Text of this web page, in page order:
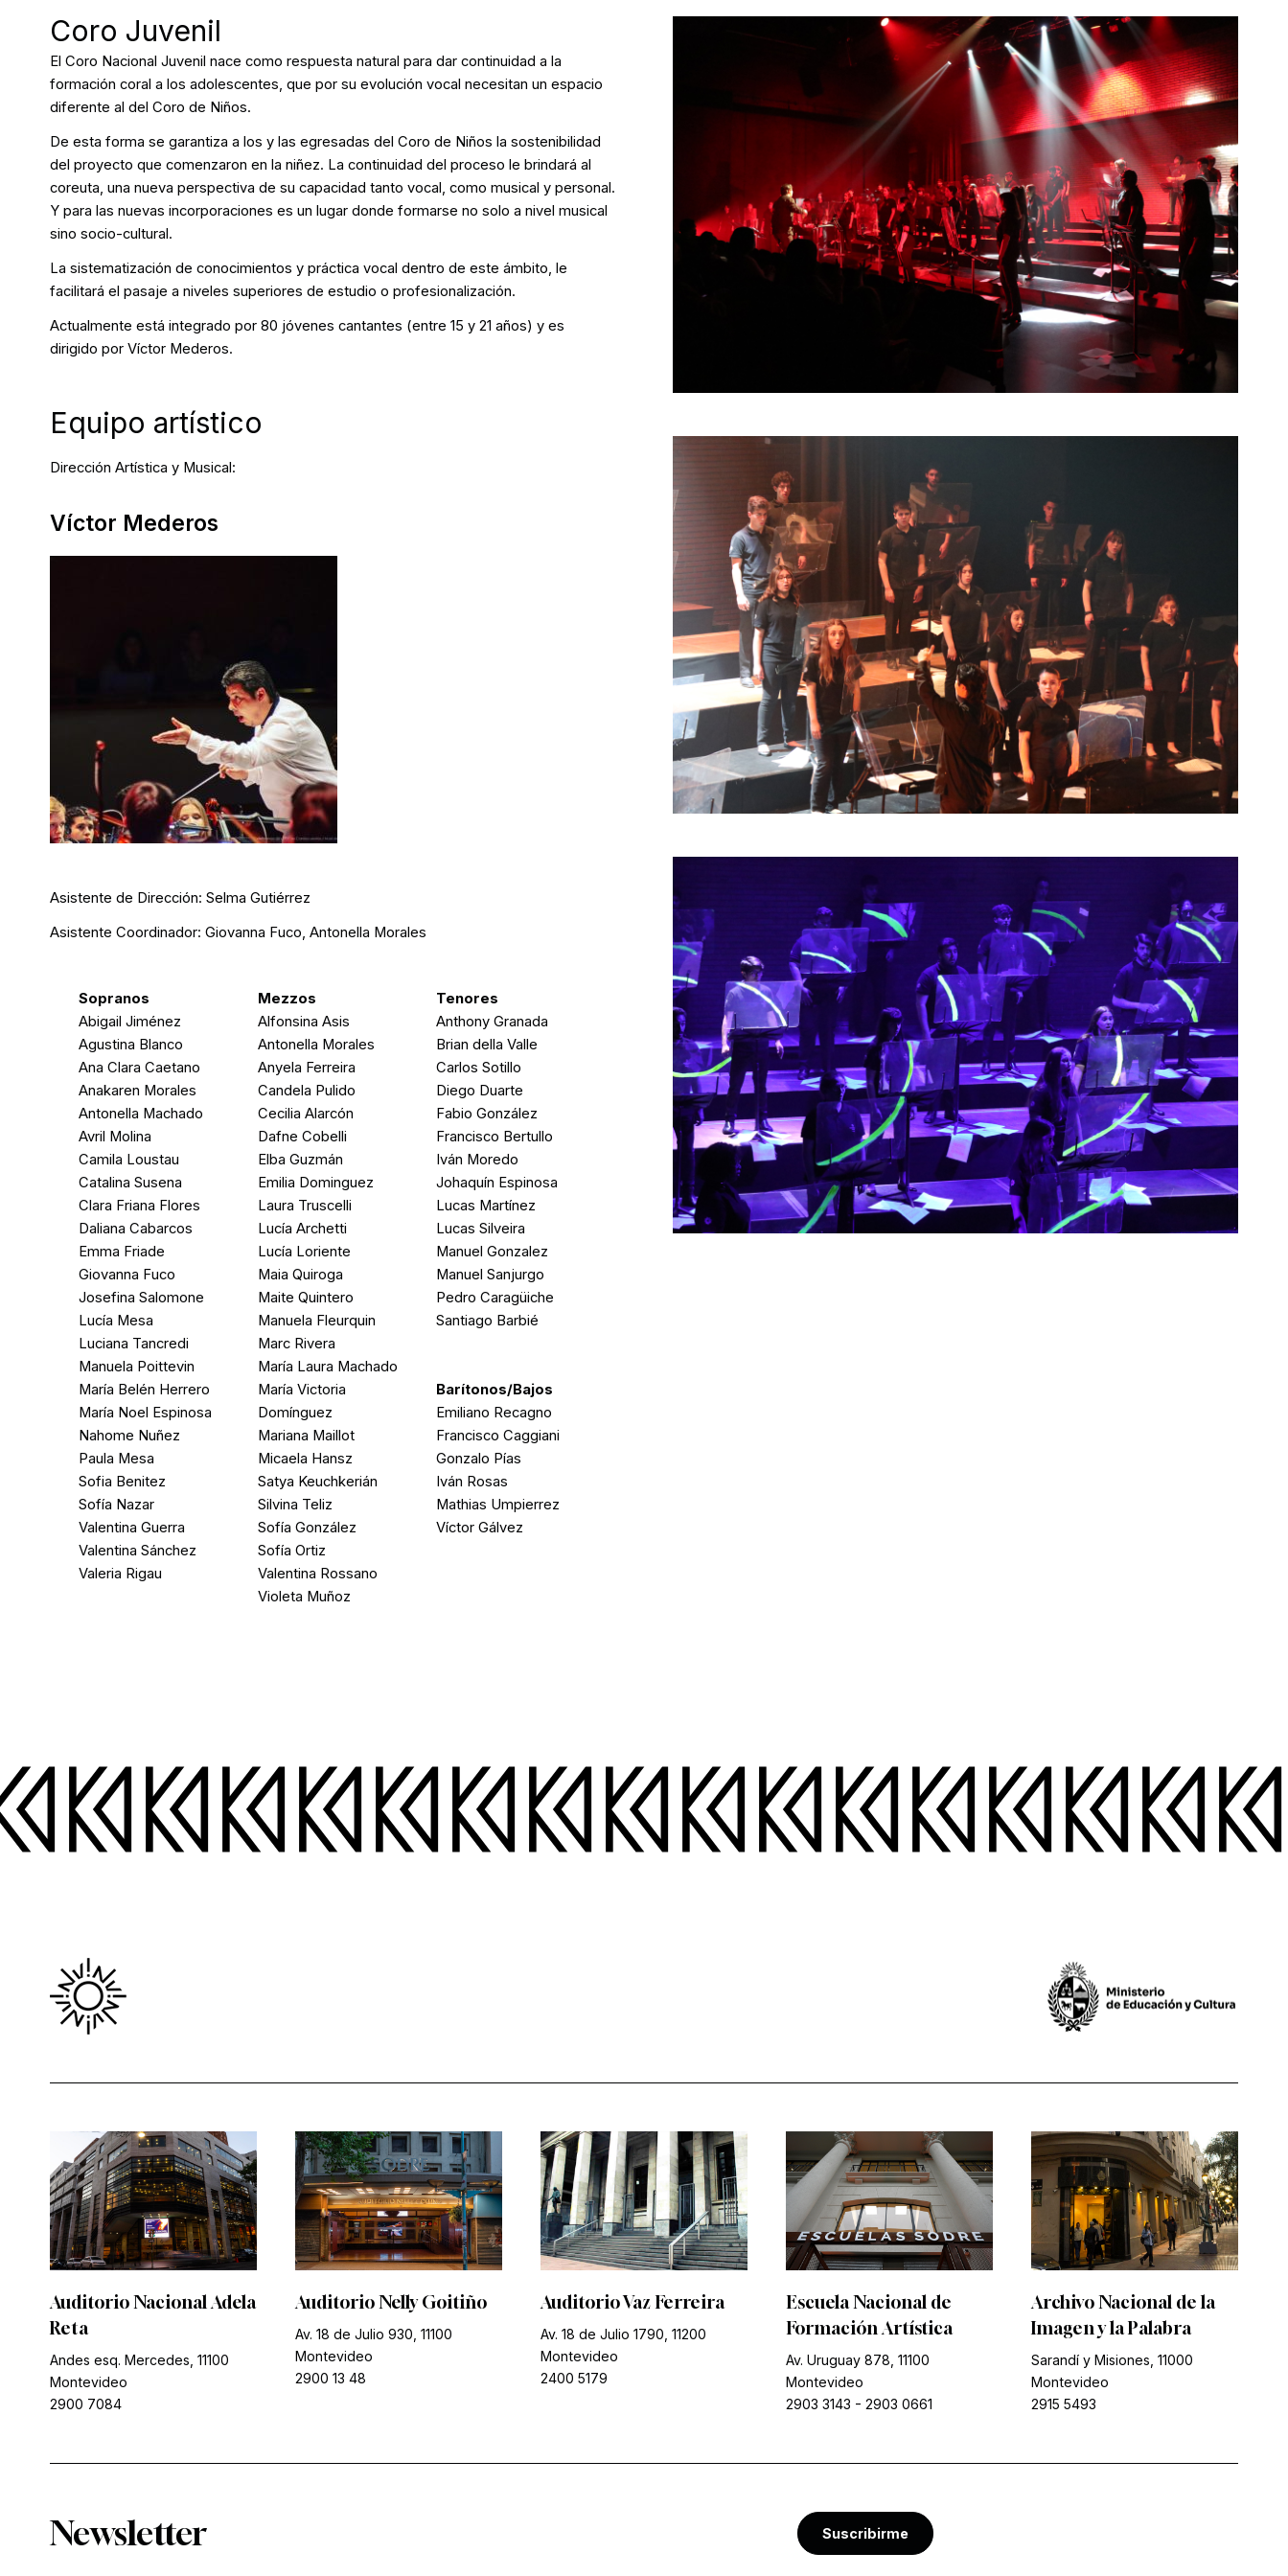
Coro Juvenil
El Coro Nacional Juvenil nace como respuesta natural para dar continuidad a la
formación coral a los adolescentes, que por su evolución vocal necesitan un espacio
diferente al del Coro de Niños.
De esta forma se garantiza a los y las egresadas del Coro de Niños la sostenibilidad
del proyecto que comenzaron en la niñez. La continuidad del proceso le brindará al
coreuta, una nueva perspectiva de su capacidad tanto vocal, como musical y personal.
Y para las nuevas incorporaciones es un lugar donde formarse no solo a nivel musical
sino socio-cultural.
La sistematización de conocimientos y práctica vocal dentro de este ámbito, le
facilitará el pasaje a niveles superiores de estudio o profesionalización.
Actualmente está integrado por 80 jóvenes cantantes (entre 15 y 21 años) y es
dirigido por Víctor Mederos.
Equipo artístico
Dirección Artística y Musical:
Víctor Mederos
Asistente de Dirección: Selma Gutiérrez
Asistente Coordinador: Giovanna Fuco, Antonella Morales
Sopranos
Abigail Jiménez
Agustina Blanco
Ana Clara Caetano
Anakaren Morales
Antonella Machado
Avril Molina
Camila Loustau
Catalina Susena
Clara Friana Flores
Daliana Cabarcos
Emma Friade
Giovanna Fuco
Josefina Salomone
Lucía Mesa
Luciana Tancredi
Manuela Poittevin
María Belén Herrero
María Noel Espinosa
Nahome Nuñez
Paula Mesa
Sofia Benitez
Sofía Nazar
Valentina Guerra
Valentina Sánchez
Valeria Rigau
Mezzos
Alfonsina Asis
Antonella Morales
Anyela Ferreira
Candela Pulido
Cecilia Alarcón
Dafne Cobelli
Elba Guzmán
Emilia Dominguez
Laura Truscelli
Lucía Archetti
Lucía Loriente
Maia Quiroga
Maite Quintero
Manuela Fleurquin
Marc Rivera
María Laura Machado
María Victoria
Domínguez
Mariana Maillot
Micaela Hansz
Satya Keuchkerián
Silvina Teliz
Sofía González
Sofía Ortiz
Valentina Rossano
Violeta Muñoz
Tenores
Anthony Granada
Brian della Valle
Carlos Sotillo
Diego Duarte
Fabio González
Francisco Bertullo
Iván Moredo
Johaquín Espinosa
Lucas Martínez
Lucas Silveira
Manuel Gonzalez
Manuel Sanjurgo
Pedro Caragüiche
Santiago Barbié
Barítonos/Bajos
Emiliano Recagno
Francisco Caggiani
Gonzalo Pías
Iván Rosas
Mathias Umpierrez
Víctor Gálvez
Auditorio Nacional Adela
Reta
Andes esq. Mercedes, 11100
Montevideo
2900 7084
Auditorio Nelly Goitiño
Av. 18 de Julio 930, 11100
Montevideo
2900 13 48
Auditorio Vaz Ferreira
Av. 18 de Julio 1790, 11200
Montevideo
2400 5179
Escuela Nacional de
Formación Artística
Av. Uruguay 878, 11100
Montevideo
2903 3143 - 2903 0661
Archivo Nacional de la
Imagen y la Palabra
Sarandí y Misiones, 11000
Montevideo
2915 5493
Newsletter Suscribirme